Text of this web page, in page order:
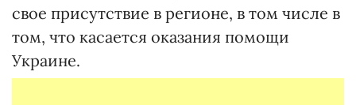
свое присутствие в регионе, в том числе в
том, что касается оказания помощи
Украине.